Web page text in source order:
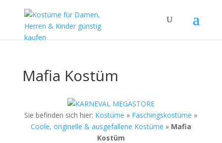
Mafia Kostüm
Sie befinden sich hier: Kostüme » Faschingskostüme »
Coole, originelle & ausgefallene Kostüme » Mafia
Kostüm